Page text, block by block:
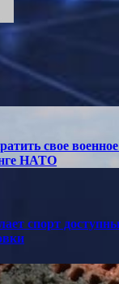
свое
НАТО
спорт